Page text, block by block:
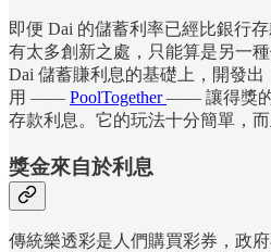
即便 Dai 的儲蓄利率已經比銀行
有太多創新之處，只能算是另一
Dai 儲蓄賺利息的基礎上，開發
用 —— PoolTogether—— 讓得獎的
存款利息。它的玩法十分簡單，
獎金來自於利息
傳統樂透彩是人們購買彩券，政